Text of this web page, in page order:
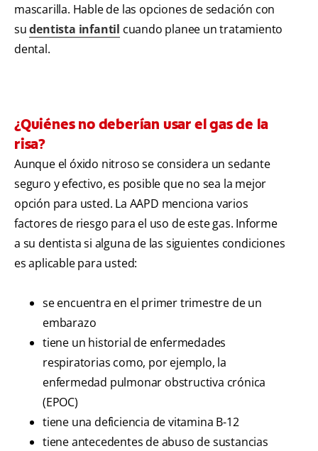
mascarilla. Hable de las opciones de sedación con
sudentista infantil cuando planee un tratamiento
dental.
¿Quiénes no deberían usar el gas de la
risa?
Aunque el óxido nitroso se considera un sedante
seguro y efectivo, es posible que no sea la mejor
opción para usted. La AAPD menciona varios
factores de riesgo para el uso de este gas. Informe
a su dentista si alguna de las siguientes condiciones
es aplicable para usted:
se encuentra en el primer trimestre de un
embarazo
tiene un historial de enfermedades
respiratorias como, por ejemplo, la
enfermedad pulmonar obstructiva crónica
(EPOC)
tiene una deficiencia de vitamina B-12
tiene antecedentes de abuso de sustancias